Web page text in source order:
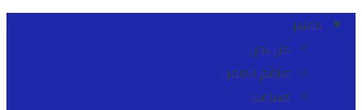
المنبر
من نحن
طاقم العمل
ميثاقنا